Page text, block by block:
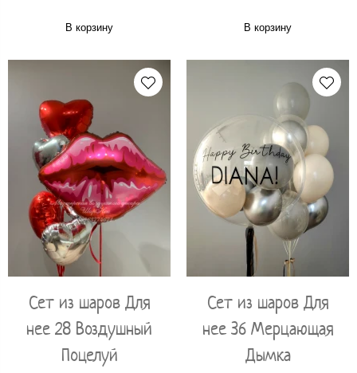
В корзину В корзину
Сет из шаров Для
нее 28 Воздушный
Поцелуй
Сет из шаров Для
нее 36 Мерцающая
Дымка